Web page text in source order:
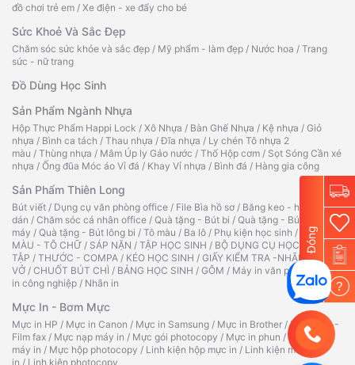
đồ chơi trẻ em / Xe điện - xe đẩy cho bé
Sức Khoẻ Và Sắc Đẹp
Chăm sóc sức khỏe và sắc đẹp / Mỹ phẩm - làm đẹp / Nước hoa / Trang
sức - nữ trang
Đồ Dùng Học Sinh
Sản Phẩm Ngành Nhựa
Hộp Thực Phẩm Happi Lock / Xô Nhựa / Bàn Ghế Nhựa / Kệ nhựa / Giỏ
nhựa / Bình ca tách / Thau nhựa /Đĩa nhựa / Ly chén Tô nhựa 2
màu / Thùng nhựa / Mâm Úp ly Gáo nước / Thố Hộp cơm / Sọt Sóng Cần xé
nhựa / Ống đũa Móc áo Vỉ đá / Khay Vỉ nhựa / Bình đá / Hàng gia công
Sản Phẩm Thiên Long
Bút viết / Dụng cụ văn phòng office / File Bìa hồ sơ / Băng keo - hồ
dán / Chăm sóc cá nhân office / Quà tặng - Bút bi / Quà tặng - Bút
máy / Quà tặng - Bút lông bi / Tô màu / Ba lô / Phụ kiện học sinh /
TẬP TÔ
MÀU - TÔ CHỮ / SÁP NẶN / TẬP HỌC SINH / BỘ DỤNG CỤ HỌC
TẬP / THƯỚC - COMPA / KÉO HỌC SINH / GIẤY KIỂM TRA -NHÃN
VỞ / CHUỐT BÚT CHÌ / BẢNG HỌC SINH / GÔM / Máy in văn phòng
Máy
in công nghiệp / Nhãn in
Mực In - Bơm Mực
Mực in HP / Mực in Canon / Mực in Samsung / Mực in Brother /Ruy băng -
Film fax / Mực nạp máy in / Mực gói photocopy / Mực in phun / Hộp mực
máy in / Mực hộp photocopy / Linh kiện hộp mực in / Linh kiện máy
in / Linh kiện photocopy
Đóng
?